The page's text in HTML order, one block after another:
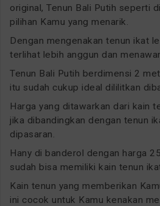
original, Tenun Bali Putih seperti
pilihan Kamu yang menarik.
Dengan mengenakan tenun ikat
terlihat lebih anggun dan
Tenun Bali Putih berdimensi 2
itu sudah cukup ideal dililitkan
Harga yang ditawarkan dari kain
jika dibandingkan dengan tenun
dipasaran.
Hany di banderol dengan harga
sudah bisa memiliki kain tenun
Kain tenun yang memberikan
ini cocok untuk Kamu kenakan